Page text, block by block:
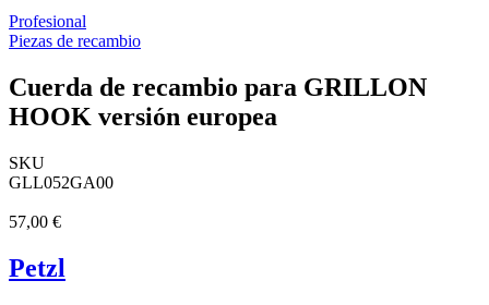
Profesional
Piezas de recambio
Cuerda de recambio para GRILLON
HOOK versión europea
SKU
GLL052GA00
57,00 €
Petzl